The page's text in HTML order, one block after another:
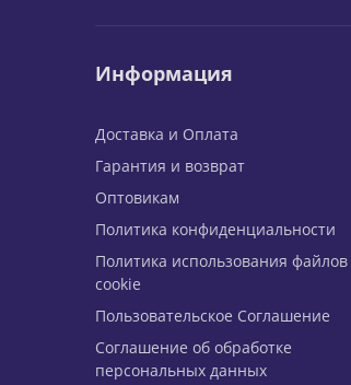
Информация
Доставка и Оплата
Гарантия и возврат
Оптовикам
Политика конфиденциальности
Политика использования файлов
cookie
Пользовательское Соглашение
Соглашение об обработке
персональных данных